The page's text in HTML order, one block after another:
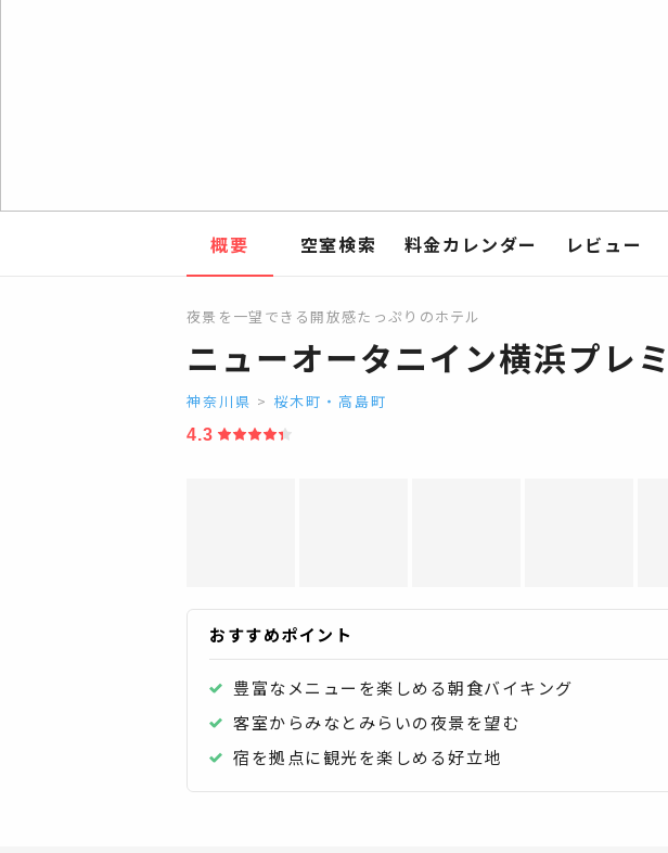
概要 空室検索 料金カレンダー レビュー
夜景を一望できる開放感たっぷりのホテル
ニューオータニイン横浜プレ
神奈川県 > 桜木町・高島町
4.3
おすすめポイント
豊富なメニューを楽しめる朝食バイキング
客室からみなとみらいの夜景を望む
宿を拠点に観光を楽しめる好立地